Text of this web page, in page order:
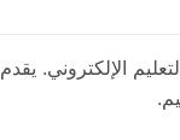
الإلكتروني. يقدم